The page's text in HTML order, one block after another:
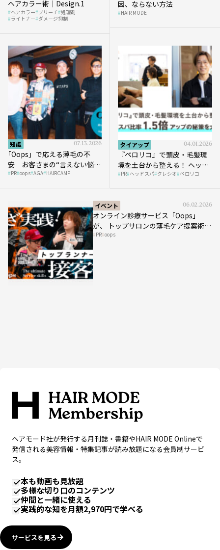
ヘアカラー術｜Design.1
ヘアカラー ブリーチ 処理剤
ライトナー ダメージ抑制
因、ならない方法
HAIR MODE
知識 07.13.2026
｢Oops」で応える薄毛の不
安 お客さまの“言えない悩
み”にどう向き合う？ ＃01
PR oops AGA HAIRCAMP
タイアップ 04.01.2026
『ペロリコ』で頭皮・毛髪環
境を土台から整える！ ヘッド
スパ比率1.5倍アップの秘策を
PR ヘッドスパ クレシオ ペロリコ
イベント 06.02.2026
オンライン診療サービス「Oops」
が、 トップサロンの薄毛ケア提案術を
HAIRCAMPで公開！
PR oops
ヘアモード社が発行する月刊誌・書籍やHAIR MODE Onlineで
発信される美容情報・特集記事が読み放題になる会員制サービ
ス。
本も動画も見放題
多様な切り口のコンテンツ
仲間と一緒に使える
実践的な知を月額2,970円で学べる
サービスを見る